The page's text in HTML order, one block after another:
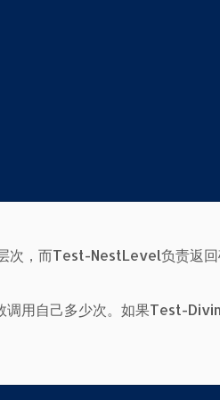
次，而Test-NestLevel负责返
用自己多少次。如果Test-